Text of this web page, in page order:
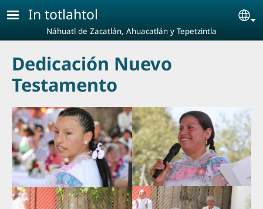
Pasar al contenido principal
In totlahtol
Náhuatl de Zacatlán, Ahuacatlán y Tepetzintla
Dedicación Nuevo
Testamento